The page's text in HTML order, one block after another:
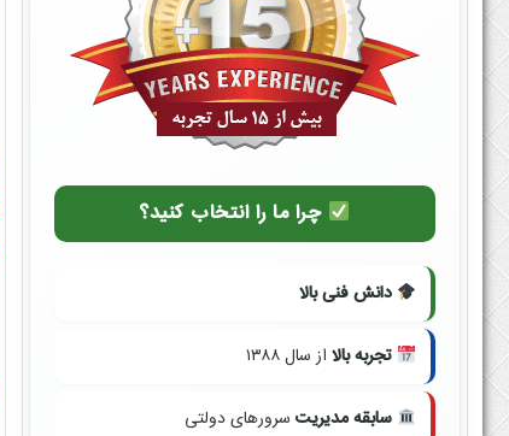
چرا ما را انتخاب کنید؟
دانش فنی بالا
تجربه بالا از سال ۱۳۸۸
سابقه مدیریت سرورهای دولتی